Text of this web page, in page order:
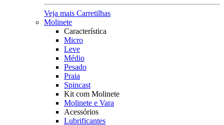
Veja mais Carretilhas
Molinete
Característica
Micro
Leve
Médio
Pesado
Praia
Spincast
Kit com Molinete
Molinete e Vara
Acessórios
Lubrificantes